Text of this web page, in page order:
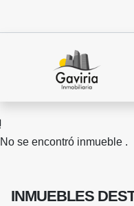
No se encontró inmueble .
INMUEBLES